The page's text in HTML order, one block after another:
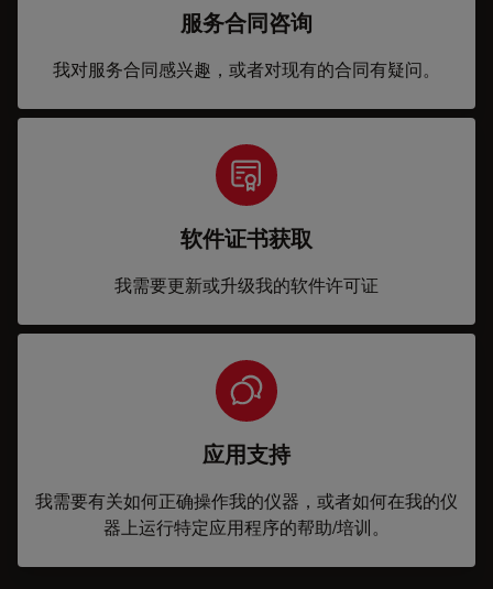
服务合同咨询
我对服务合同感兴趣，或者对现有的合同有疑问。
软件证书获取
我需要更新或升级我的软件许可证
应用支持
我需要有关如何正确操作我的仪器，或者如何在我的仪
器上运行特定应用程序的帮助/培训。